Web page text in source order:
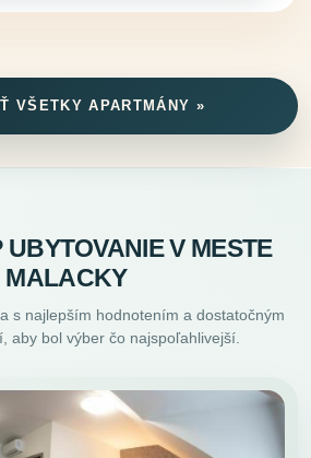
VŠETKY APARTMÁNY »
UBYTOVANIE V MESTE
MALACKY
s najlepším hodnotením a dostatočným
aby bol výber čo najspoľahlivejší.